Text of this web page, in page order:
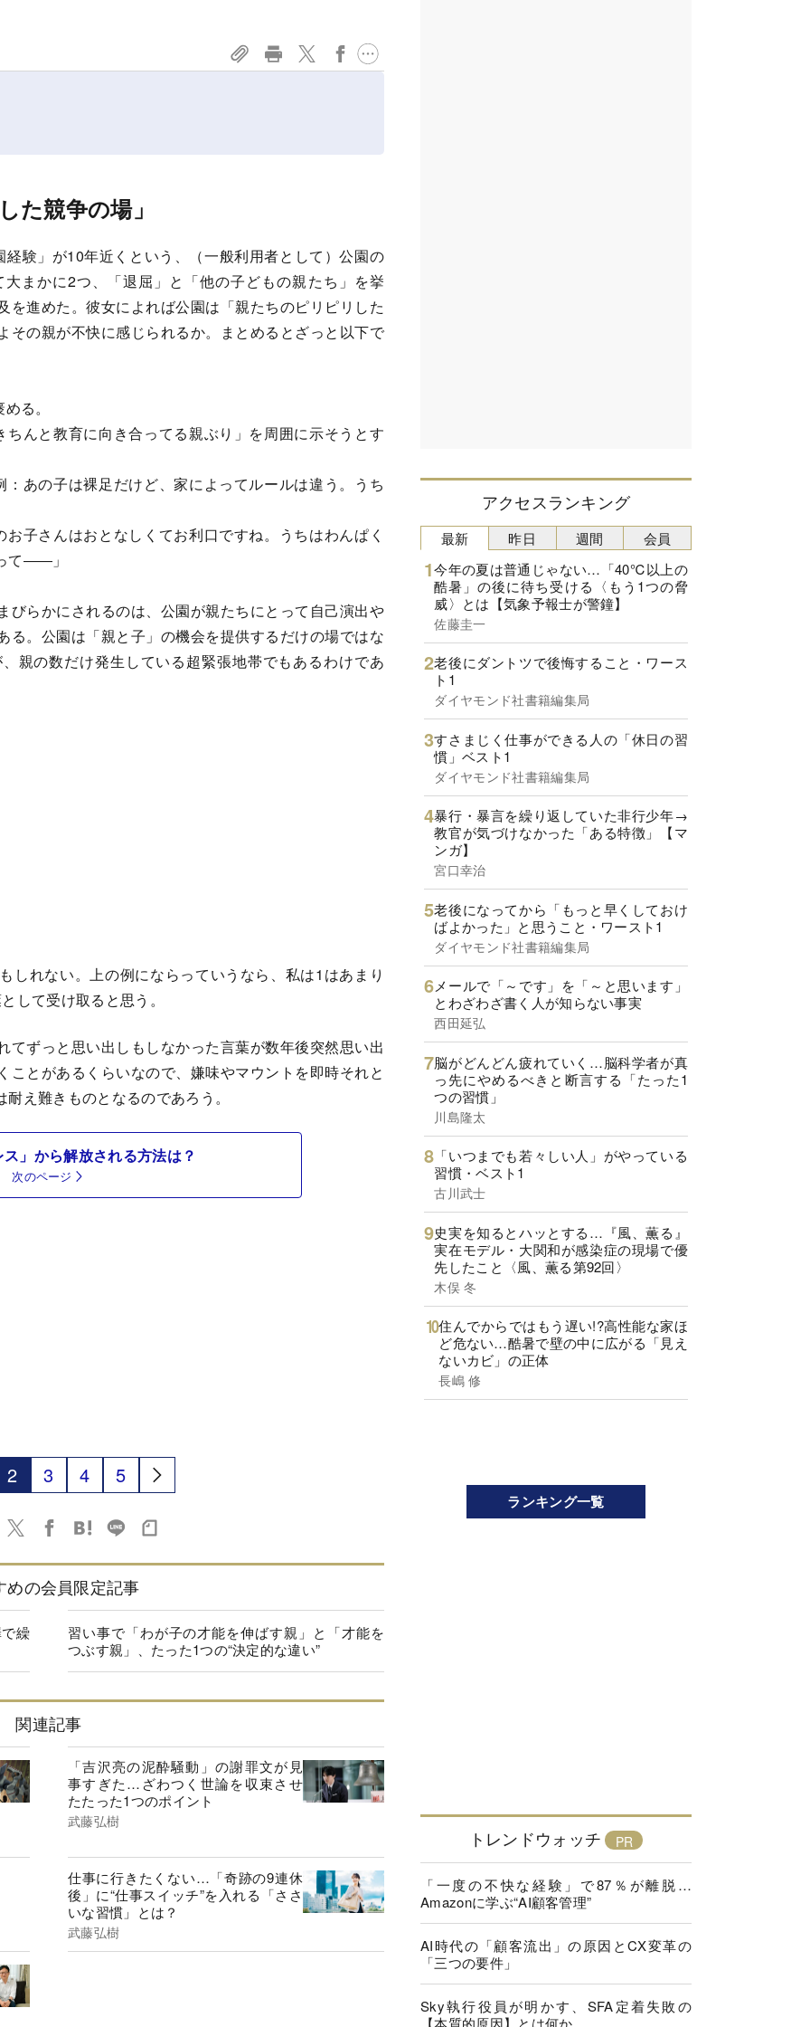
た競争の場」
験」が10年近くという、（一般利用者として）公園の
まかに2つ、「退屈」と「他の子どもの親たち」を挙
を進めた。彼女によれば公園は「親たちのピリピリした
その親が不快に感じられるか。まとめるとざっと以下で
る。
んと教育に向き合ってる親ぶり」を周囲に示そうとす
あの子は裸足だけど、家によってルールは違う。うち
子さんはおとなしくてお利口ですね。うちはわんぱく
て――」
らかにされるのは、公園が親たちにとって自己演出や
る。公園は「親と子」の機会を提供するだけの場ではな
親の数だけ発生している超緊張地帯でもあるわけであ
れない。上の例にならっていうなら、私は1はあまり
して受け取ると思う。
ずっと思い出しもしなかった言葉が数年後突然思い出
とがあるくらいなので、嫌味やマウントを即時それと
え難きものとなるのであろう。
」から解放される方法は？
次のページ
2 3 4 5
めの会員限定記事
繰
習い事で「わが子の才能を伸ばす親」と「才能を
つぶす親」、たった1つの“決定的な違い”
関連記事
「吉沢亮の泥酔騒動」の謝罪文が見
事すぎた…ざわつく世論を収束させ
たたった1つのポイント
武藤弘樹
仕事に行きたくない…「奇跡の9連休
後」に“仕事スイッチ”を入れる「ささ
いな習慣」とは？
武藤弘樹
アクセスランキング
最新
今年の夏は普通じゃない…「40℃以上の
酷暑」の後に待ち受ける〈もう1つの脅
威〉とは【気象予報士が警鐘】
佐藤圭一
老後にダントツで後悔すること・ワース
ト1
ダイヤモンド社書籍編集局
すさまじく仕事ができる人の「休日の習
慣」ベスト1
ダイヤモンド社書籍編集局
暴行・暴言を繰り返していた非行少年→
教官が気づけなかった「ある特徴」【マ
ンガ】
宮口幸治
老後になってから「もっと早くしておけ
ばよかった」と思うこと・ワースト1
ダイヤモンド社書籍編集局
メールで「～です」を「～と思います」
とわざわざ書く人が知らない事実
西田延弘
脳がどんどん疲れていく…脳科学者が真
っ先にやめるべきと断言する「たった1
つの習慣」
川島隆太
「いつまでも若々しい人」がやっている
習慣・ベスト1
古川武士
史実を知るとハッとする…『風、薫る』
実在モデル・大関和が感染症の現場で優
先したこと〈風、薫る第92回〉
木俣 冬
住んでからではもう遅い!?高性能な家ほ
ど危ない…酷暑で壁の中に広がる「見え
ないカビ」の正体
長嶋 修
昨日 週間 会員
ランキング一覧
トレンドウォッチ
「一度の不快な経験」で87％が離脱…
Amazonに学ぶ“AI顧客管理”
AI時代の「顧客流出」の原因とCX変革の
「三つの要件」
Sky執行役員が明かす、SFA定着失敗の
【本質的原因】とは何か